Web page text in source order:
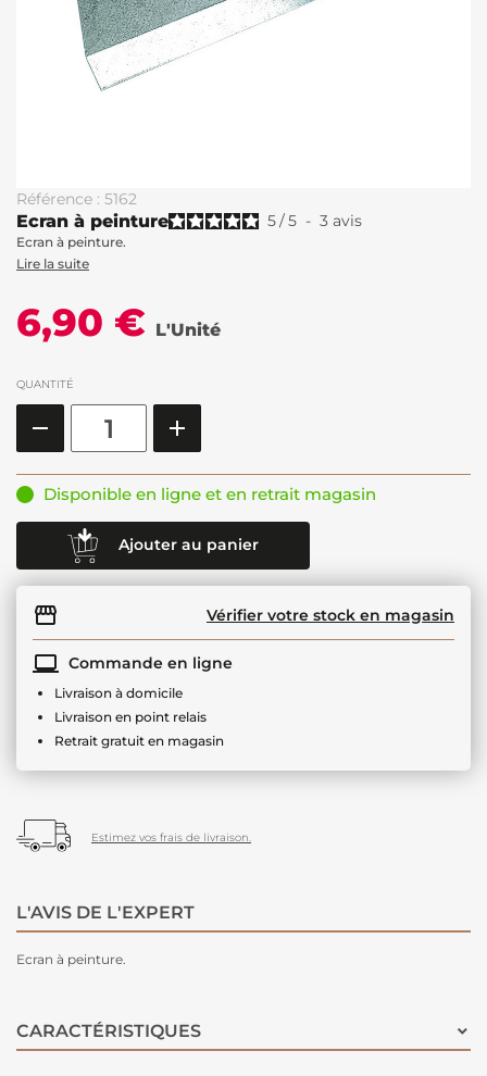
Référence : 5162
Ecran à peinture 5/5 - 3 avis
Ecran à peinture.
Lire la suite
6,90 € L'Unité
QUANTITÉ
Disponible en ligne et en retrait magasin
Ajouter au panier
Vérifier votre stock en magasin
Commande en ligne
Livraison à domicile
Livraison en point relais
Retrait gratuit en magasin
Estimez vos frais de livraison.
L'AVIS DE L'EXPERT
Ecran à peinture.
CARACTÉRISTIQUES